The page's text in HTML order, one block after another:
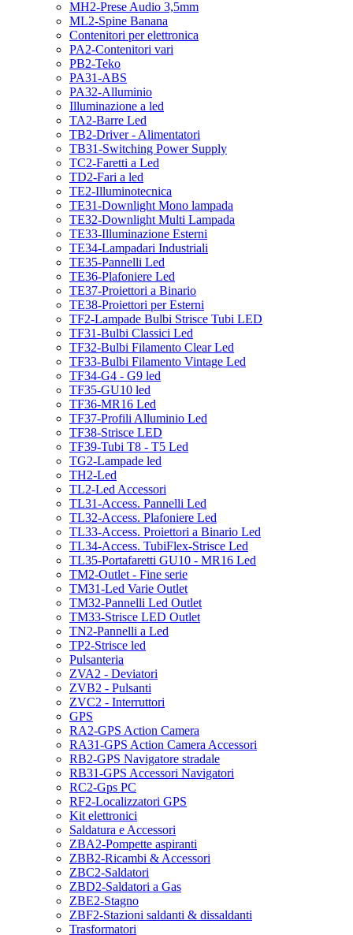
MH2-Prese Audio 3,5mm
ML2-Spine Banana
Contenitori per elettronica
PA2-Contenitori vari
PB2-Teko
PA31-ABS
PA32-Alluminio
Illuminazione a led
TA2-Barre Led
TB2-Driver - Alimentatori
TB31-Switching Power Supply
TC2-Faretti a Led
TD2-Fari a led
TE2-Illuminotecnica
TE31-Downlight Mono lampada
TE32-Downlight Multi Lampada
TE33-Illuminazione Esterni
TE34-Lampadari Industriali
TE35-Pannelli Led
TE36-Plafoniere Led
TE37-Proiettori a Binario
TE38-Proiettori per Esterni
TF2-Lampade Bulbi Strisce Tubi LED
TF31-Bulbi Classici Led
TF32-Bulbi Filamento Clear Led
TF33-Bulbi Filamento Vintage Led
TF34-G4 - G9 led
TF35-GU10 led
TF36-MR16 Led
TF37-Profili Alluminio Led
TF38-Strisce LED
TF39-Tubi T8 - T5 Led
TG2-Lampade led
TH2-Led
TL2-Led Accessori
TL31-Access. Pannelli Led
TL32-Access. Plafoniere Led
TL33-Access. Proiettori a Binario Led
TL34-Access. TubiFlex-Strisce Led
TL35-Portafaretti GU10 - MR16 Led
TM2-Outlet - Fine serie
TM31-Led Varie Outlet
TM32-Pannelli Led Outlet
TM33-Strisce LED Outlet
TN2-Pannelli a Led
TP2-Strisce led
Pulsanteria
ZVA2 - Deviatori
ZVB2 - Pulsanti
ZVC2 - Interruttori
GPS
RA2-GPS Action Camera
RA31-GPS Action Camera Accessori
RB2-GPS Navigatore stradale
RB31-GPS Accessori Navigatori
RC2-Gps PC
RF2-Localizzatori GPS
Kit elettronici
Saldatura e Accessori
ZBA2-Pompette aspiranti
ZBB2-Ricambi & Accessori
ZBC2-Saldatori
ZBD2-Saldatori a Gas
ZBE2-Stagno
ZBF2-Stazioni saldanti & dissaldanti
Trasformatori